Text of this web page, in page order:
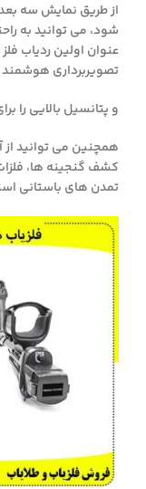
از طریق نمایش سه
عنوان اولین ردیاب
تصویربرداری
و پتانسیل بالایی را
همچنین می توانید از
کشف گنجینه ها،
تمدن های باستانی